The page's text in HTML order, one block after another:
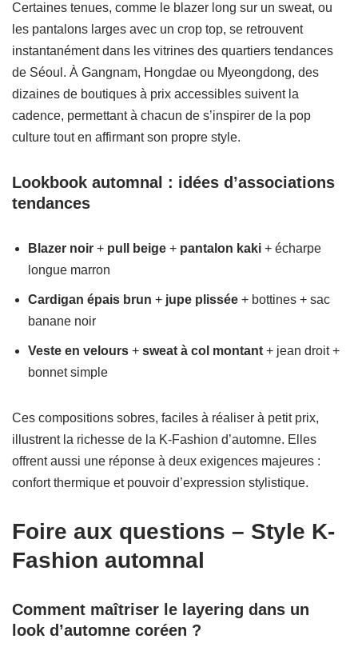
Certaines tenues, comme le blazer long sur un sweat, ou
les pantalons larges avec un crop top, se retrouvent
instantanément dans les vitrines des quartiers tendances
de Séoul. À Gangnam, Hongdae ou Myeongdong, des
dizaines de boutiques à prix accessibles suivent la
cadence, permettant à chacun de s’inspirer de la pop
culture tout en affirmant son propre style.
Lookbook automnal : idées d’associations
tendances
Blazer noir + pull beige + pantalon kaki + écharpe
longue marron
Cardigan épais brun + jupe plissée + bottines + sac
banane noir
Veste en velours + sweat à col montant + jean droit +
bonnet simple
Ces compositions sobres, faciles à réaliser à petit prix,
illustrent la richesse de la K-Fashion d’automne. Elles
offrent aussi une réponse à deux exigences majeures :
confort thermique et pouvoir d’expression stylistique.
Foire aux questions – Style K-
Fashion automnal
Comment maîtriser le layering dans un
look d’automne coréen ?